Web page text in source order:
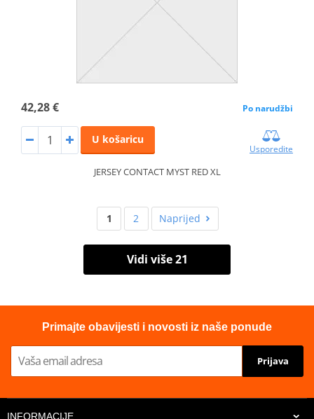
42,28 € Po narudžbi
U košaricu
Usporedite
JERSEY CONTACT MYST RED XL
1 2 Naprijed
Vidi više 21
Primajte obavijesti i novosti iz naše ponude
Prijava
INFORMACIJE